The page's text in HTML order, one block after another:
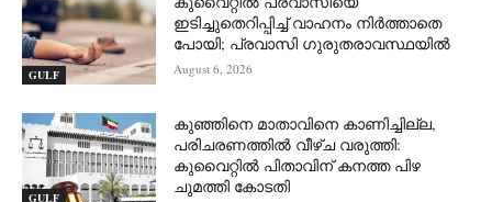
GULF
ഇടിച്ചുതെറിപ്പിച്ച് വാഹനം നിർത്താതെ
പോയി; പ്രവാസി ഗുരുതരാവസ്ഥയിൽ
August 6, 2026
GULF
കുഞ്ഞിനെ മാതാവിനെ കാണിച്ചില്ല,
പരിചരണത്തിൽ വീഴ്ച വരുത്തി:
കുവൈറ്റിൽ പിതാവിന് കനത്ത പിഴ
ചുമത്തി കോടതി